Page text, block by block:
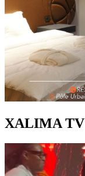
XALIMA TV